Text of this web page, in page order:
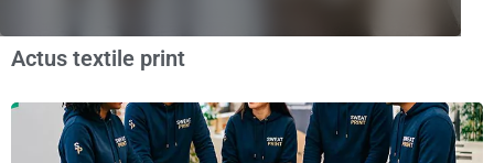
Actus textile print